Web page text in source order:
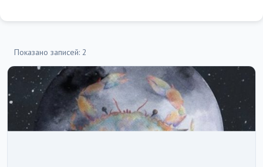
Показано записей: 2